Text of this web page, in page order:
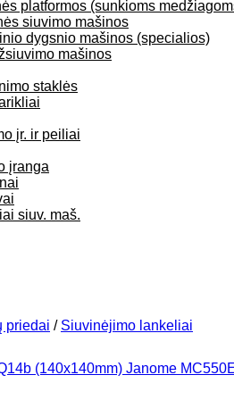
platformos (sunkioms
siuvimo mašinos
dygsnio mašinos (specialios)
mašinos
staklės
įr. ir peiliai
įranga
siuv. maš.
priedai / Siuvinėjimo lankeliai